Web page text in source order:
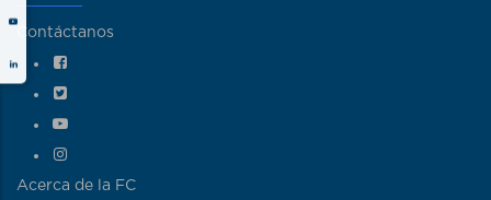
Contáctanos
Acerca de la FC